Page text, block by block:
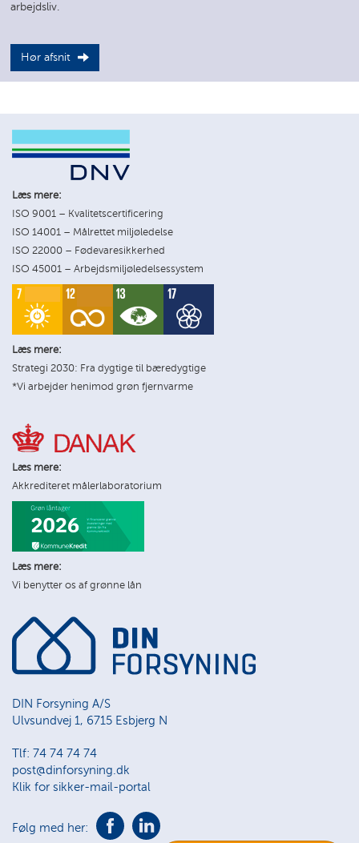
arbejdsliv.
Hør afsnit
Læs mere:
ISO 9001 – Kvalitetscertificering
ISO 14001 – Målrettet miljøledelse
ISO 22000 – Fødevaresikkerhed
ISO 45001 – Arbejdsmiljøledelsessystem
Læs mere:
Strategi 2030: Fra dygtige til bæredygtige
*Vi arbejder henimod grøn fjernvarme
Læs mere:
Akkrediteret målerlaboratorium
Læs mere:
Vi benytter os af grønne lån
DIN Forsyning A/S
Ulvsundvej 1, 6715 Esbjerg N
Tlf: 74 74 74 74
post@dinforsyning.dk
Klik for sikker-mail-portal
Følg med her: